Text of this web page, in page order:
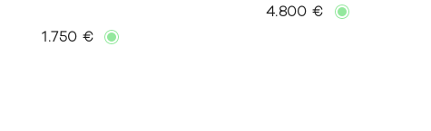
1.750 €
4.800 €